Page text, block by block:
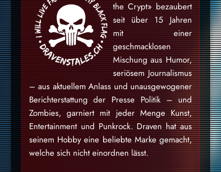
the Crypt» bezaubert
seit über 15 Jahren
mit einer
geschmacklosen
Mischung aus Humor,
seriösem Journalismus
– aus aktuellem Anlass und unausgewogener
Berichterstattung der Presse Politik – und
Zombies, garniert mit jeder Menge Kunst,
Entertainment und Punkrock. Draven hat aus
seinem Hobby eine beliebte Marke gemacht,
welche sich nicht einordnen lässt.